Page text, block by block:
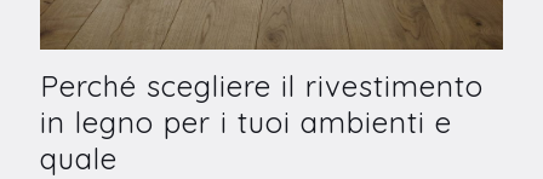
Perché scegliere il rivestimento
in legno per i tuoi ambienti e
quale